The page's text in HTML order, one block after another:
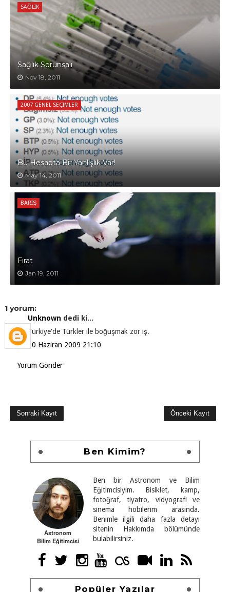
SAĞLIK
Sağlık Sorunsalı
Nov 18, 2011
2007 GENEL SEÇIMLER
Bu Hesapta Bir Yanlışlık Var!
May 14, 2011
BARIŞ
Fırat
Jan 19, 2011
1 yorum:
Unknown dedi ki...
Türkiye'de Türkler ile boğuşmak zor iş.
10 Haziran 2009 21:10
Yorum Gönder
Sonraki Kayıt Önceki Kayıt
Ben Kimim?
Astronom
Bilim Eğitimcisi
Ben bir Astronom ve Bilim
Eğitimcisiyim. Bisiklet, kamp,
fotoğraf, tiyatro, vidyografi ve
sinema hobilerim arasında.
Benimle ilgili daha fazla detayı
sitenin Hakkımda bölümünde
bulabilirsiniz.
Popüler Yazılar